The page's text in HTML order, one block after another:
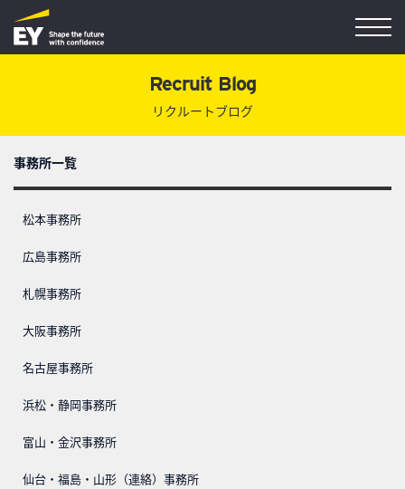
Recruit Blog
リクルートブログ
事務所一覧
松本事務所
広島事務所
札幌事務所
大阪事務所
名古屋事務所
浜松・静岡事務所
富山・金沢事務所
仙台・福島・山形（連絡）事務所